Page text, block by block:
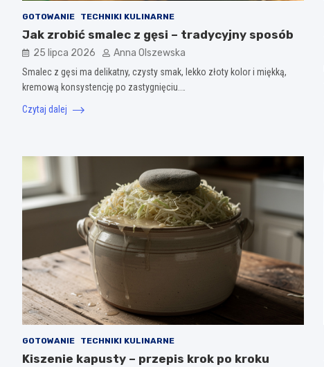
GOTOWANIE TECHNIKI KULINARNE
Jak zrobić smalec z gęsi – tradycyjny sposób
25 lipca 2026 Anna Olszewska
Smalec z gęsi ma delikatny, czysty smak, lekko złoty kolor i miękką,
kremową konsystencję po zastygnięciu.…
Czytaj dalej
GOTOWANIE TECHNIKI KULINARNE
Kiszenie kapusty – przepis krok po kroku